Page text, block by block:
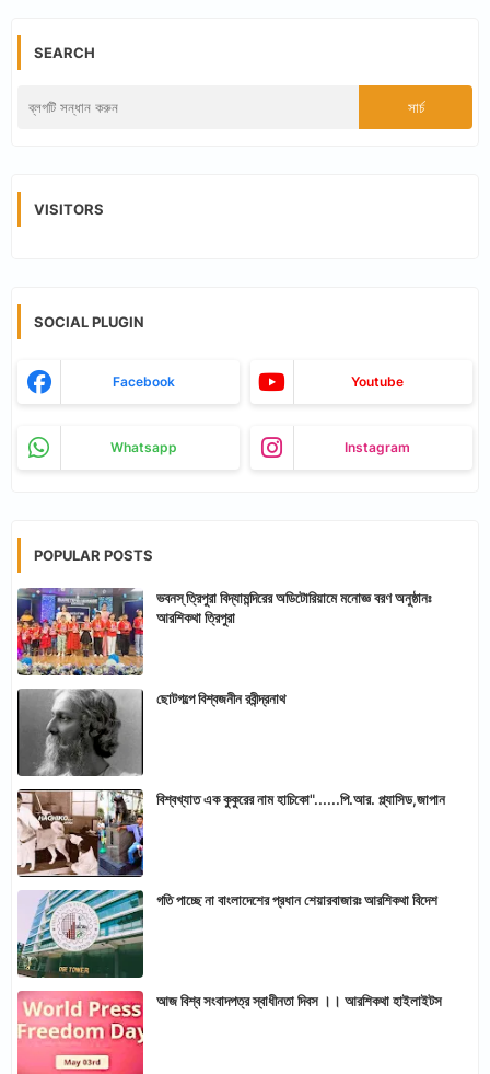
SEARCH
VISITORS
SOCIAL PLUGIN
Facebook Youtube
Whatsapp Instagram
POPULAR POSTS
ভবনস্ ত্রিপুরা বিদ্যামন্দিরের অডিটোরিয়ামে মনোজ্ঞ বরণ অনুষ্ঠানঃ
আরশিকথা ত্রিপুরা
ছোটগল্পে বিশ্বজনীন রবীন্দ্রনাথ
বিশ্বখ্যাত এক কুকুরের নাম হাচিকো"......পি.আর. প্ল্যাসিড,জাপান
গতি পাচ্ছে না বাংলাদেশের প্রধান শেয়ারবাজারঃ আরশিকথা বিদেশ
আজ বিশ্ব সংবাদপত্র স্বাধীনতা দিবস ।। আরশিকথা হাইলাইটস